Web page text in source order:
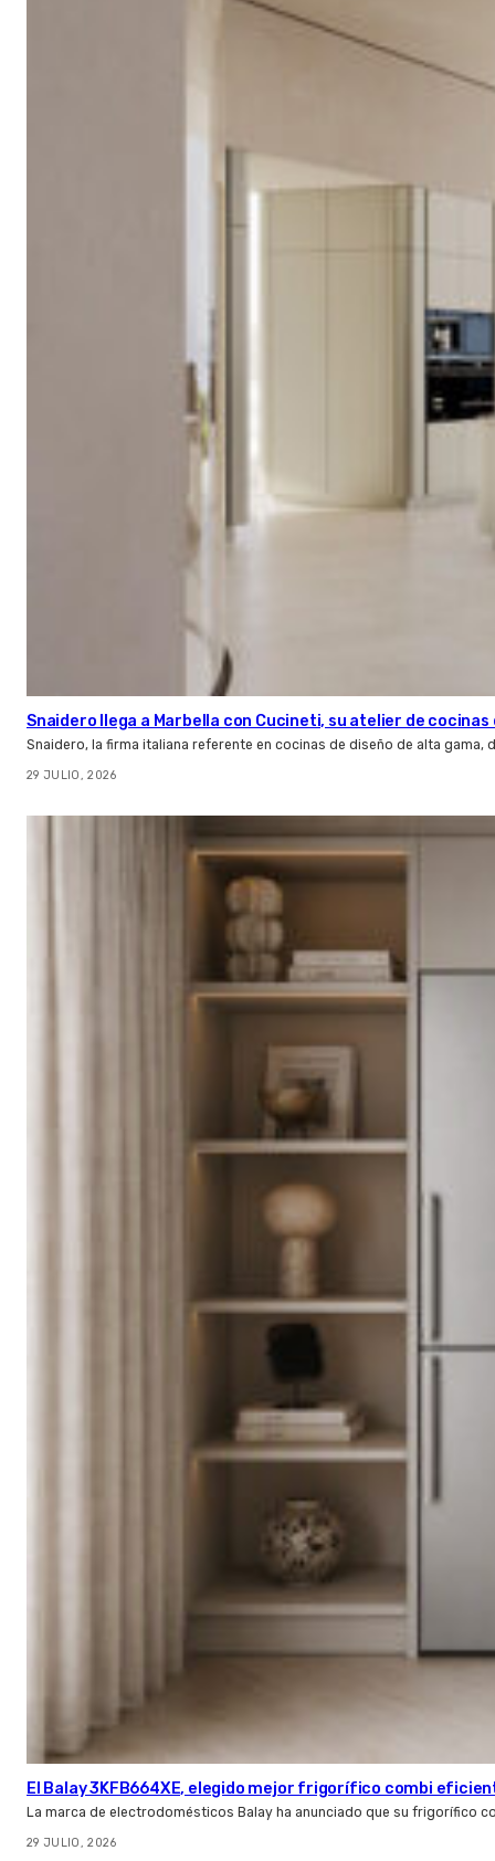
Snaidero llega a Marbella con Cucineti, su atelier de cocinas
Snaidero, la firma italiana referente en cocinas de diseño de alta gama,
29 JULIO, 2026
El Balay 3KFB664XE, elegido mejor frigorífico combi
La marca de electrodomésticos Balay ha anunciado que su frigorífico
29 JULIO, 2026